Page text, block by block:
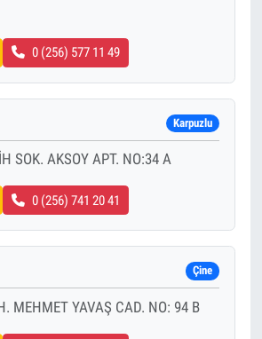
0 (256) 577 11 49
Karpuzlu
SOK. AKSOY APT. NO:34 A
0 (256) 741 20 41
Çine
MEHMET YAVAŞ CAD. NO: 94 B